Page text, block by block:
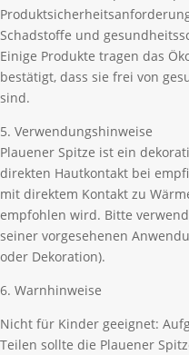
Schadstoffe und
Einige Produkte tragen das
bestätigt, dass sie frei von
sind.
5. Verwendungshinweise
Plauener Spitze ist ein
direkten Hautkontakt bei
mit direktem Kontakt zu
empfohlen wird. Bitte
seiner vorgesehenen
oder Dekoration).
6. Warnhinweise
Nicht für Kinder geeignet:
Teilen sollte die Plauener